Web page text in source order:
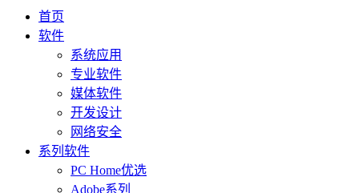
首页
软件
系统应用
专业软件
媒体软件
开发设计
网络安全
系列软件
PC Home优选
Adobe系列